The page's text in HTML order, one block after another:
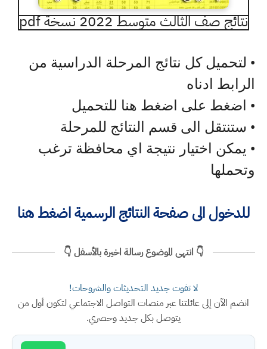
نتائج صف الثالث متوسط 2022 نسخة pdf
• لتحميل كل نتائج المرحلة الدراسية من
الرابط ادناه
• اضغط على اضغط هنا للتحميل
• ستنتقل الى قسم النتائج للمرحلة
• يمكن اختيار نتيجة اي محافظة ترغب
وتحملها
للدخول الى صفحة النتائج الرسمية اضغط هنا
👇 انتهى الموضوع رسالة اخيرة بالأسفل 👇
لا تفوت جديد التحديثات والشروحات!
انضم الآن إلى عائلتنا عبر منصات التواصل الاجتماعي لتكون أول من
يتوصل بكل جديد وحصري.